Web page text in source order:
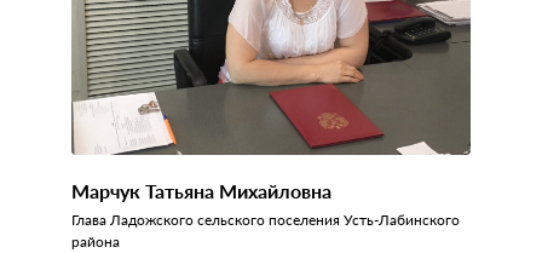
Марчук Татьяна Михайловна
Глава Ладожского сельского поселения Усть-Лабинского
района